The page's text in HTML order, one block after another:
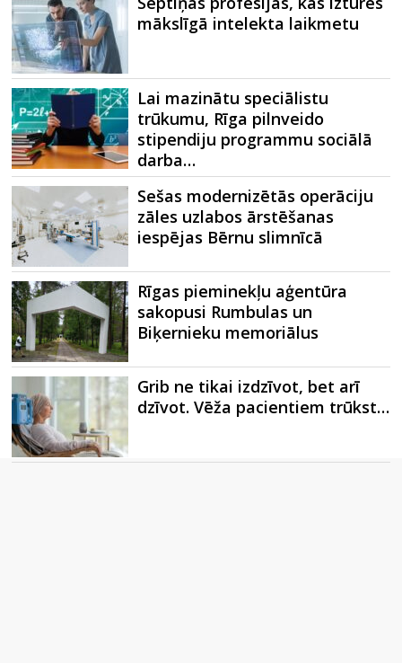
mākslīgā intelekta laikmetu
Lai mazinātu speciālistu
trūkumu, Rīga pilnveido
stipendiju programmu sociālā
darba…
Sešas modernizētās operāciju
zāles uzlabos ārstēšanas
iespējas Bērnu slimnīcā
Rīgas pieminekļu aģentūra
sakopusi Rumbulas un
Biķernieku memoriālus
Grib ne tikai izdzīvot, bet arī
dzīvot. Vēža pacientiem trūkst…